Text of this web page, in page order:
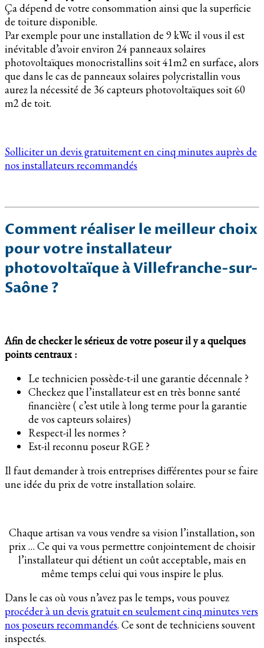
Ça dépend de votre consommation ainsi que la superficie
de toiture disponible.
Par exemple pour une installation de 9 kWc il vous il est
inévitable d’avoir environ 24 panneaux solaires
photovoltaïques monocristallins soit 41m2 en surface, alors
que dans le cas de panneaux solaires polycristallin vous
aurez la nécessité de 36 capteurs photovoltaïques soit 60
m2 de toit.
Solliciter un devis gratuitement en cinq minutes auprès de
nos installateurs recommandés
Comment réaliser le meilleur choix
pour votre installateur
photovoltaïque à Villefranche-sur-
Saône ?
Afin de checker le sérieux de votre poseur il y a quelques
points centraux :
Le technicien possède-t-il une garantie décennale ?
Checkez que l’installateur est en très bonne santé
financière ( c’est utile à long terme pour la garantie
de vos capteurs solaires)
Respect-il les normes ?
Est-il reconnu poseur RGE ?
Il faut demander à trois entreprises différentes pour se faire
une idée du prix de votre installation solaire.
Chaque artisan va vous vendre sa vision l’installation, son
prix … Ce qui va vous permettre conjointement de choisir
l’installateur qui détient un coût acceptable, mais en
même temps celui qui vous inspire le plus.
Dans le cas où vous n’avez pas le temps, vous pouvez
procéder à un devis gratuit en seulement cinq minutes vers
nos poseurs recommandés. Ce sont de techniciens souvent
inspectés.